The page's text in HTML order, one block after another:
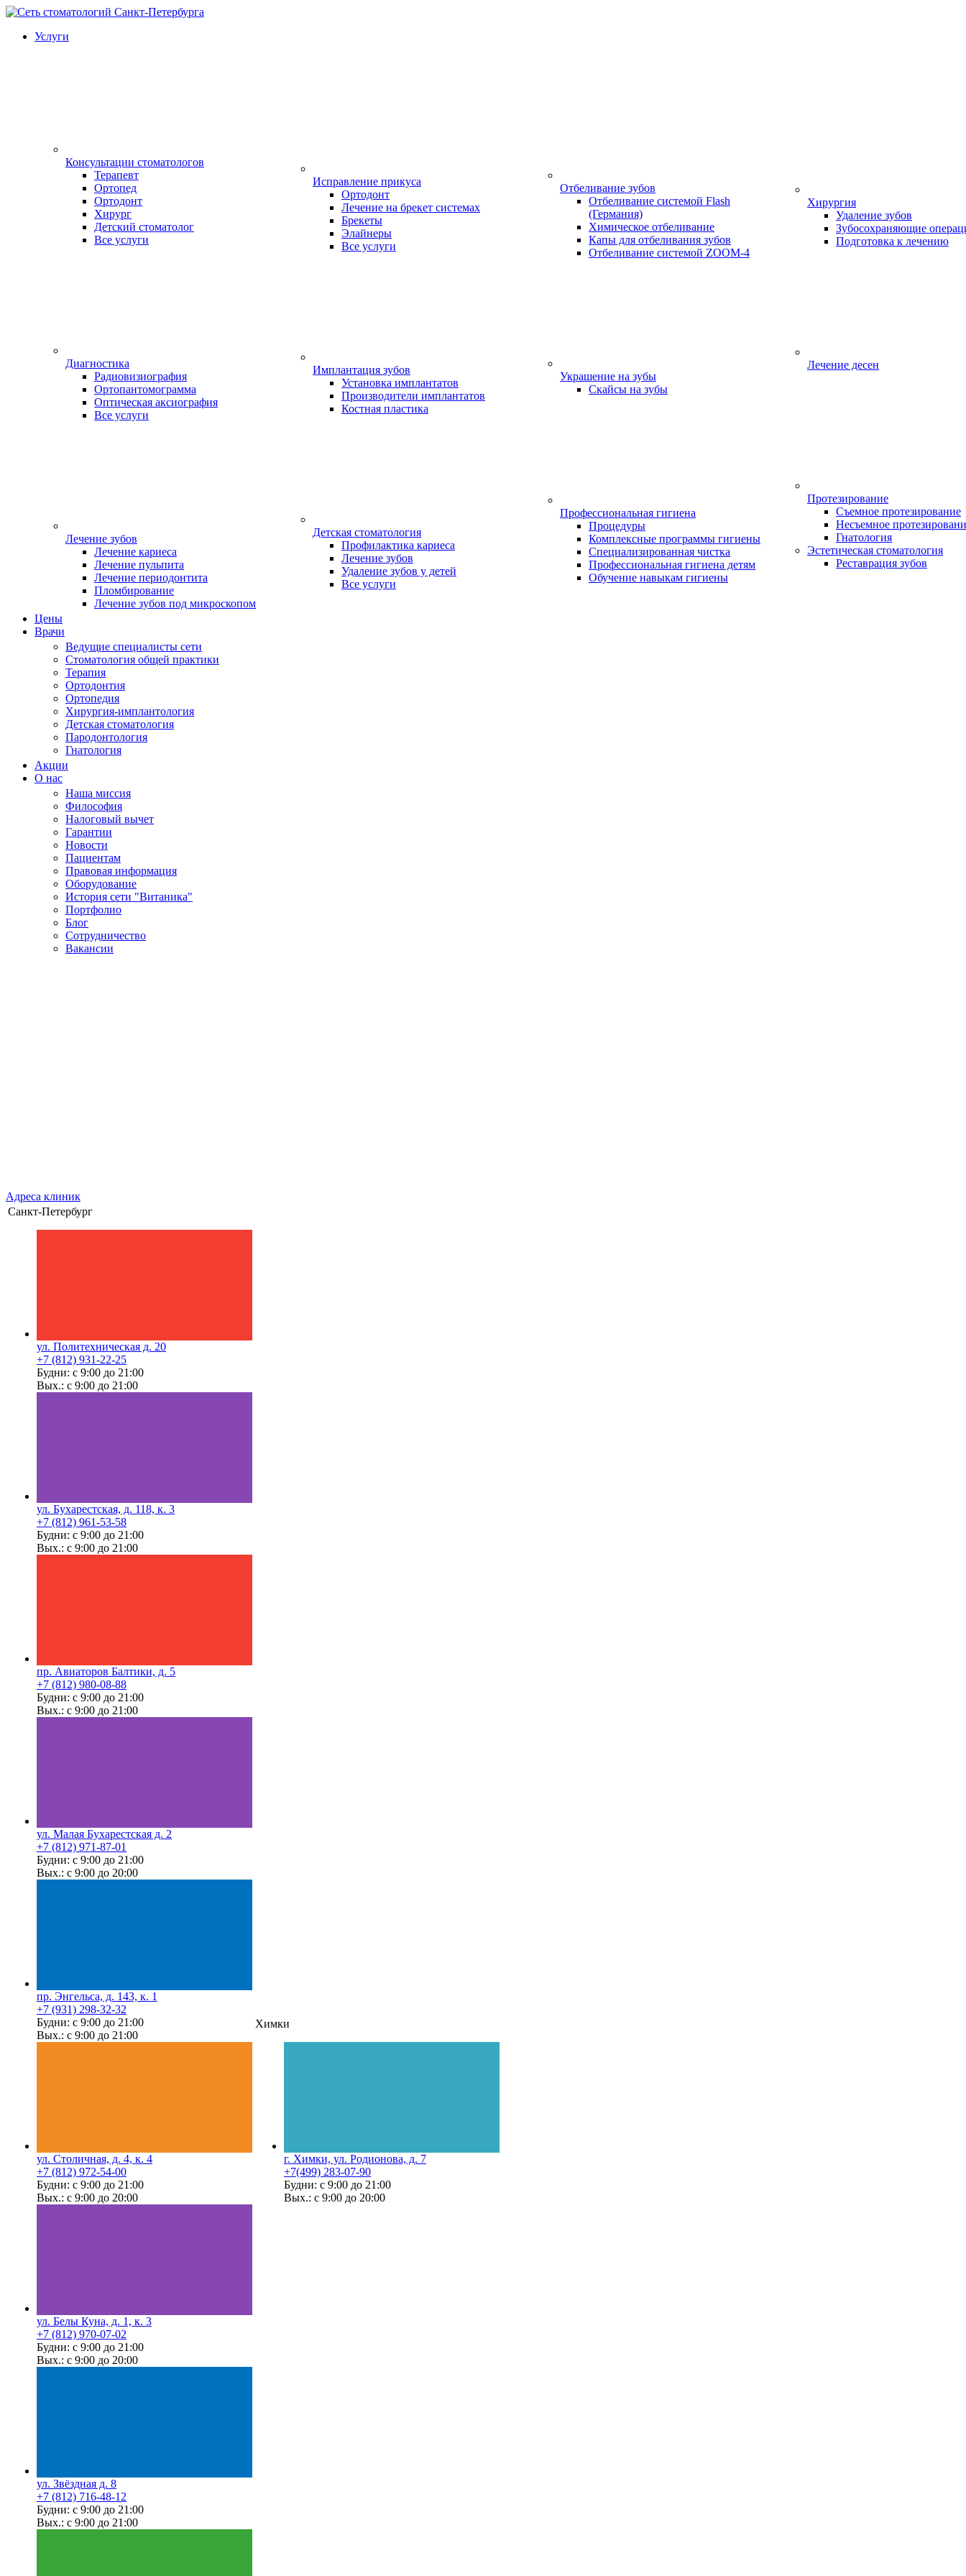
Услуги
Консультации стоматологов
Терапевт
Ортопед
Ортодонт
Хирург
Детский стоматолог
Все услуги
Диагностика
Радиовизиография
Ортопантомограмма
Оптическая аксиография
Все услуги
Лечение зубов
Лечение кариеса
Лечение пульпита
Лечение периодонтита
Пломбирование
Лечение зубов под микроскопом
Исправление прикуса
Ортодонт
Лечение на брекет системах
Брекеты
Элайнеры
Все услуги
Имплантация зубов
Установка имплантатов
Производители имплантатов
Костная пластика
Детская стоматология
Профилактика кариеса
Лечение зубов
Удаление зубов у детей
Все услуги
Отбеливание зубов
Отбеливание системой Flash
(Германия)
Химическое отбеливание
Капы для отбеливания зубов
Отбеливание системой ZOOM-4
Украшение на зубы
Скайсы на зубы
Профессиональная гигиена
Процедуры
Комплексные программы гигиены
Специализированная чистка
Профессиональная гигиена детям
Обучение навыкам гигиены
Хирургия
Удаление зубов
Зубосохраняющие
Подготовка к лечению
Лечение десен
Протезирование
Съемное протезирование
Несъемное
Гнатология
Эстетическая стоматология
Реставрация зубов
Цены
Врачи
Ведущие специалисты сети
Стоматология общей практики
Терапия
Ортодонтия
Ортопедия
Хирургия-имплантология
Детская стоматология
Пародонтология
Гнатология
Акции
О нас
Наша миссия
Философия
Налоговый вычет
Гарантии
Новости
Пациентам
Правовая информация
Оборудование
История сети "Витаника"
Портфолио
Блог
Сотрудничество
Вакансии
Адреса клиник
Санкт-Петербург
ул. Политехническая д. 20
+7 (812) 931-22-25
Будни: с 9:00 до 21:00
Вых.: с 9:00 до 21:00
ул. Бухарестская, д. 118, к. 3
+7 (812) 961-53-58
Будни: с 9:00 до 21:00
Вых.: с 9:00 до 21:00
пр. Авиаторов Балтики, д. 5
+7 (812) 980-08-88
Будни: с 9:00 до 21:00
Вых.: с 9:00 до 21:00
ул. Малая Бухарестская д. 2
+7 (812) 971-87-01
Будни: с 9:00 до 21:00
Вых.: с 9:00 до 20:00
пр. Энгельса, д. 143, к. 1
+7 (931) 298-32-32
Будни: с 9:00 до 21:00
Вых.: с 9:00 до 21:00
ул. Столичная, д. 4, к. 4
+7 (812) 972-54-00
Будни: с 9:00 до 21:00
Вых.: с 9:00 до 20:00
ул. Белы Куна, д. 1, к. 3
+7 (812) 970-07-02
Будни: с 9:00 до 21:00
Вых.: с 9:00 до 20:00
ул. Звёздная д. 8
+7 (812) 716-48-12
Будни: с 9:00 до 21:00
Вых.: с 9:00 до 21:00
Химки
г. Химки, ул. Родионова, д. 7
+7(499) 283-07-90
Будни: с 9:00 до 21:00
Вых.: с 9:00 до 20:00